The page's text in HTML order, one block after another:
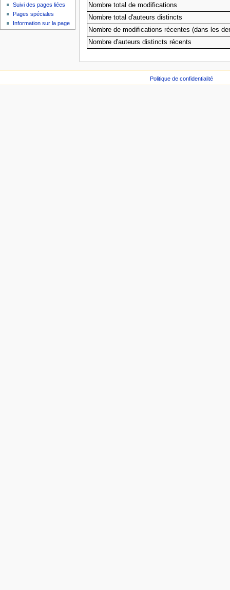
Nombre total de modifications
Nombre total d'auteurs distincts
Nombre de modifications récentes (dans les
Nombre d'auteurs distincts récents
Suivi des pages liées
Pages spéciales
Information sur la page
Politique de confidentialité